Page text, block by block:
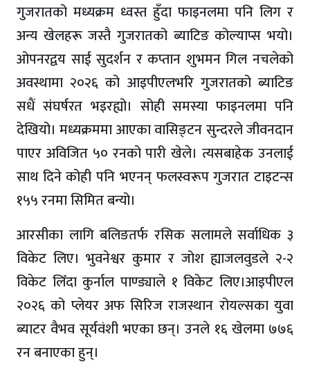
गुजरातको मध्यक्रम ध्वस्त हुँदा फाइनलमा पनि लिग र
अन्य खेलहरू जस्तै गुजरातको ब्याटिङ कोल्याप्स भयो।
ओपनरद्वय साई सुदर्शन र कप्तान शुभमन गिल नचलेको
अवस्थामा २०२६ को आइपीएलभरि गुजरातको ब्याटिङ
सधैं संघर्षरत भइरह्यो। सोही समस्या फाइनलमा पनि
देखियो। मध्यक्रममा आएका वासिङ्टन सुन्दरले जीवनदान
पाएर अविजित ५० रनको पारी खेले। त्यसबाहेक उनलाई
साथ दिने कोही पनि भएनन् फलस्वरूप गुजरात टाइटन्स
१५५ रनमा सिमित बन्यो।
आरसीका लागि बलिङतर्फ रसिक सलामले सर्वाधिक ३
विकेट लिए। भुवनेश्वर कुमार र जोश ह्याजलवुडले २-२
विकेट लिँदा कुर्नाल पाण्ड्याले १ विकेट लिए।आइपीएल
२०२६ को प्लेयर अफ सिरिज राजस्थान रोयल्सका युवा
ब्याटर वैभव सूर्यवंशी भएका छन्। उनले १६ खेलमा ७७६
रन बनाएका हुन्।